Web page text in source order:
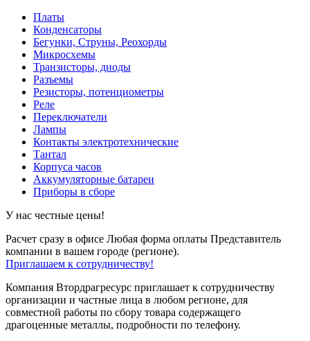
Платы
Конденсаторы
Бегунки, Струны, Реохорды
Микросхемы
Транзисторы, диоды
Разъемы
Резисторы, потенциометры
Реле
Переключатели
Лампы
Контакты электротехнические
Тантал
Корпуса часов
Аккумуляторные батареи
Приборы в сборе
У нас честные цены!
Расчет сразу в офисе Любая форма оплаты Представитель
компании в вашем городе (регионе).
Приглашаем к сотрудничеству!
Компания Втордрагресурс приглашает к сотрудничеству
организации и частные лица в любом регионе, для
совместной работы по сбору товара содержащего
драгоценные металлы, подробности по телефону.